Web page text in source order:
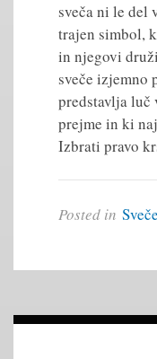
sveča ni le del
trajen simbol,
in njegovi
sveče izjemno
predstavlja luč
prejme in ki
Izbrati pravo
Posted in Sveče